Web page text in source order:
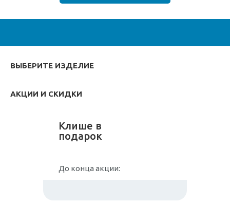
ВЫБЕРИТЕ ИЗДЕЛИЕ
АКЦИИ И СКИДКИ
Клише в
подарок
До конца акции: